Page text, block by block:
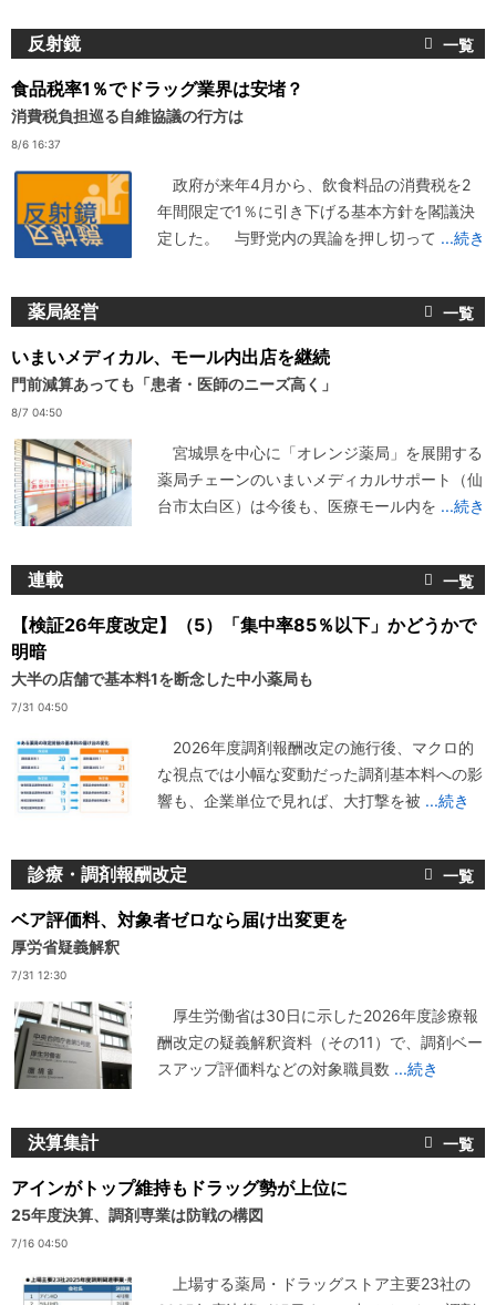
反射鏡
食品税率1％でドラッグ業界は安堵？
消費税負担巡る自維協議の行方は
8/6 16:37
政府が来年4月から、飲食料品の消費税を2
年間限定で1％に引き下げる基本方針を閣議決
定した。 与野党内の異論を押し切って ...続き
薬局経営
いまいメディカル、モール内出店を継続
門前減算あっても「患者・医師のニーズ高く」
8/7 04:50
宮城県を中心に「オレンジ薬局」を展開する
薬局チェーンのいまいメディカルサポート（仙
台市太白区）は今後も、医療モール内を ...続き
連載
【検証26年度改定】（5）「集中率85％以下」かどうかで
明暗
大半の店舗で基本料1を断念した中小薬局も
7/31 04:50
2026年度調剤報酬改定の施行後、マクロ的
な視点では小幅な変動だった調剤基本料への影
響も、企業単位で見れば、大打撃を被 ...続き
診療・調剤報酬改定
ベア評価料、対象者ゼロなら届け出変更を
厚労省疑義解釈
7/31 12:30
厚生労働省は30日に示した2026年度診療報
酬改定の疑義解釈資料（その11）で、調剤ベー
スアップ評価料などの対象職員数 ...続き
決算集計
アインがトップ維持もドラッグ勢が上位に
25年度決算、調剤専業は防戦の構図
7/16 04:50
上場する薬局・ドラッグストア主要23社の